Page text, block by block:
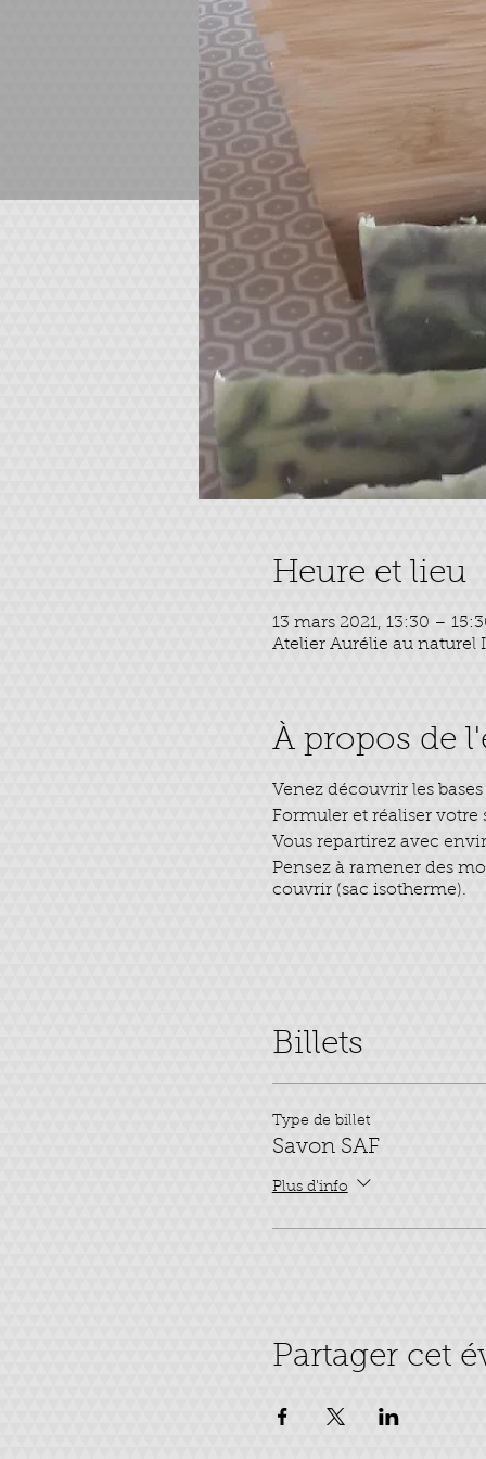
Heure et lieu
13 mars 2021, 13:30 –
Atelier Aurélie au naturel
À propos de
Venez découvrir les
Formuler et réaliser votre
Vous repartirez avec
Pensez à ramener des
couvrir (sac isotherme).
Billets
Type de billet
Savon SAF
Plus d'info
Partager cet